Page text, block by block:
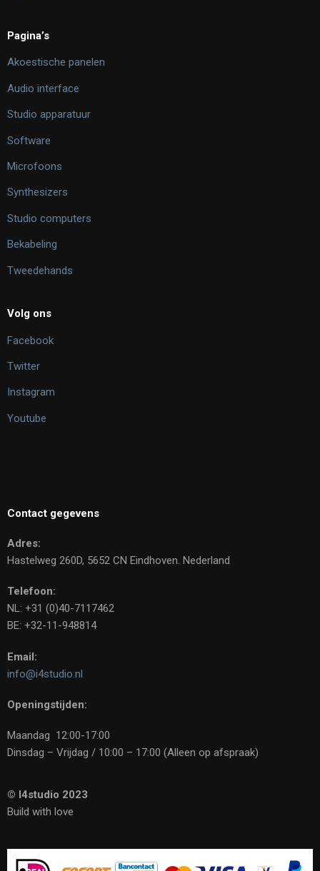
Pagina’s
Akoestische panelen
Audio interface
Studio apparatuur
Software
Microfoons
Synthesizers
Studio computers
Bekabeling
Tweedehands
Volg ons
Facebook
Twitter
Instagram
Youtube
Contact gegevens
Adres:
Hastelweg 260D, 5652 CN Eindhoven. Nederland
Telefoon:
NL: +31 (0)40-7117462
BE: +32-11-948814
Email:
info@i4studio.nl
Openingstijden:
Maandag 12:00-17:00
Dinsdag – Vrijdag / 10:00 – 17:00 (Alleen op afspraak)
© I4studio 2023
Build with love